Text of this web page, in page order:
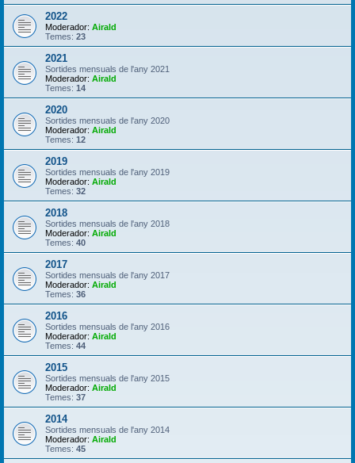
2022
Moderador: Airald
Temes: 23
2021
Sortides mensuals de l'any 2021
Moderador: Airald
Temes: 14
2020
Sortides mensuals de l'any 2020
Moderador: Airald
Temes: 12
2019
Sortides mensuals de l'any 2019
Moderador: Airald
Temes: 32
2018
Sortides mensuals de l'any 2018
Moderador: Airald
Temes: 40
2017
Sortides mensuals de l'any 2017
Moderador: Airald
Temes: 36
2016
Sortides mensuals de l'any 2016
Moderador: Airald
Temes: 44
2015
Sortides mensuals de l'any 2015
Moderador: Airald
Temes: 37
2014
Sortides mensuals de l'any 2014
Moderador: Airald
Temes: 45